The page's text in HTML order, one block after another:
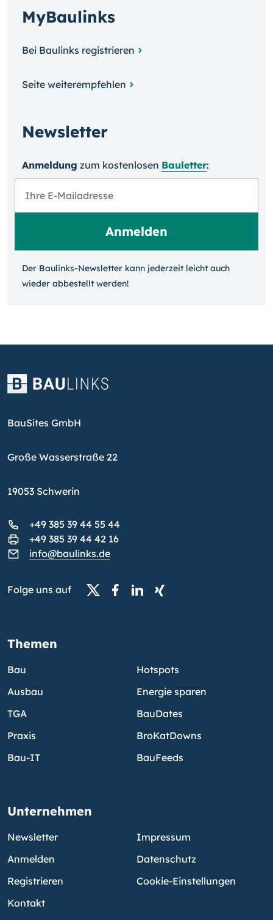
MyBaulinks
Bei Baulinks registrieren
Seite weiterempfehlen
Newsletter
Anmeldung zum kosten­losen Bauletter:
Der Baulinks-Newsletter kann jeder­zeit leicht auch
wieder ab­bestellt werden!
BauSites GmbH
Große Wasserstraße 22
19053 Schwerin
+49 385 39 44 55 44
+49 385 39 44 42 16
info@baulinks.de
Folge uns auf
Themen
Bau
Ausbau
TGA
Praxis
Bau-IT
Hotspots
Energie sparen
BauDates
BroKatDowns
BauFeeds
Unternehmen
Newsletter
Anmelden
Registrieren
Kontakt
Impressum
Datenschutz
Cookie-Einstellungen